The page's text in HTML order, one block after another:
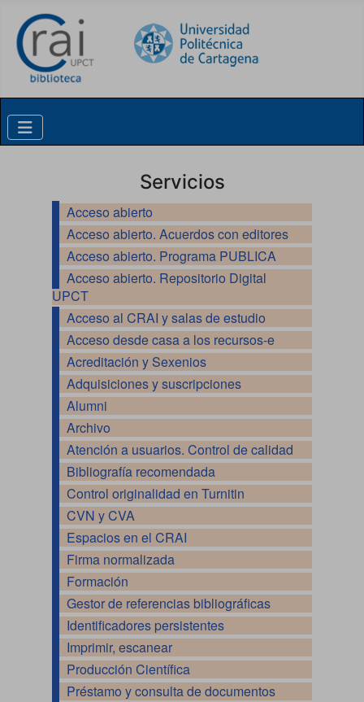
Servicios
Acceso abierto
Acceso abierto. Acuerdos con editores
Acceso abierto. Programa PUBLICA
Acceso abierto. Repositorio Digital
UPCT
Acceso al CRAI y salas de estudio
Acceso desde casa a los recursos-e
Acreditación y Sexenios
Adquisiciones y suscripciones
Alumni
Archivo
Atención a usuarios. Control de calidad
Bibliografía recomendada
Control originalidad en Turnitin
CVN y CVA
Espacios en el CRAI
Firma normalizada
Formación
Gestor de referencias bibliográficas
Identificadores persistentes
Imprimir, escanear
Producción Científica
Préstamo y consulta de documentos